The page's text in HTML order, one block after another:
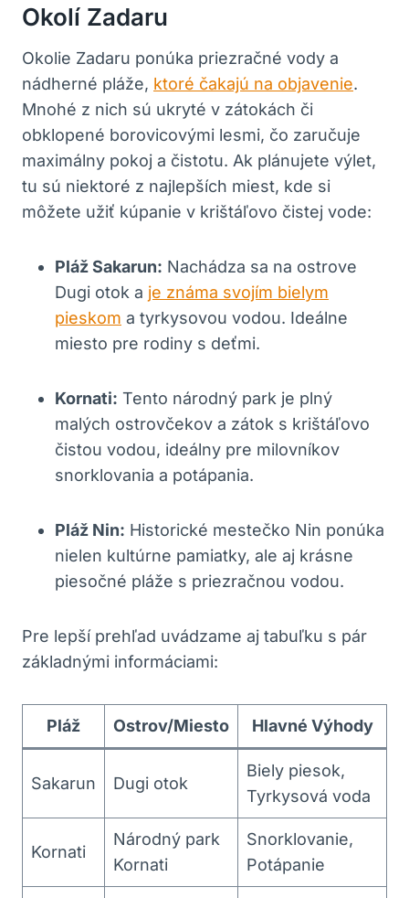
Okolí Zadaru
Okolie Zadaru ponúka priezračné vody a
nádherné pláže, ktoré čakajú na objavenie.
Mnohé z nich sú ukryté v zátokách či
obklopené borovicovými lesmi, čo zaručuje
maximálny pokoj a čistotu. Ak plánujete výlet,
tu sú niektoré z najlepších miest, kde si
môžete užiť kúpanie v krištáľovo čistej vode:
Pláž Sakarun: Nachádza sa na ostrove
Dugi otok a je známa svojím bielym
pieskom a tyrkysovou vodou. Ideálne
miesto pre rodiny s deťmi.
Kornati: Tento národný park je plný
malých ostrovčekov a zátok s krištáľovo
čistou vodou, ideálny pre milovníkov
snorklovania a potápania.
Pláž Nin: Historické mestečko Nin ponúka
nielen kultúrne pamiatky, ale aj krásne
piesočné pláže s priezračnou vodou.
Pre lepší prehľad uvádzame aj tabuľku s pár
základnými informáciami:
Pláž Ostrov/Miesto Hlavné Výhody
Sakarun Dugi otok
Biely piesok,
Tyrkysová voda
Kornati
Národný park
Kornati
Snorklovanie,
Potápanie